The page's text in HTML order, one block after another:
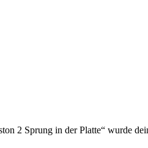
2 Sprung in der Platte“ wurde